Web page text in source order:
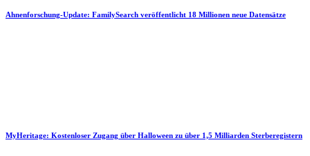
Ahnenforschung-Update: FamilySearch veröffentlicht 18 Millionen neue Datensätze
MyHeritage: Kostenloser Zugang über Halloween zu über 1,5 Milliarden Sterberegistern